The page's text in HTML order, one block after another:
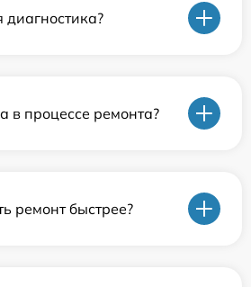
диагностика?
в процессе ремонта?
ремонт быстрее?